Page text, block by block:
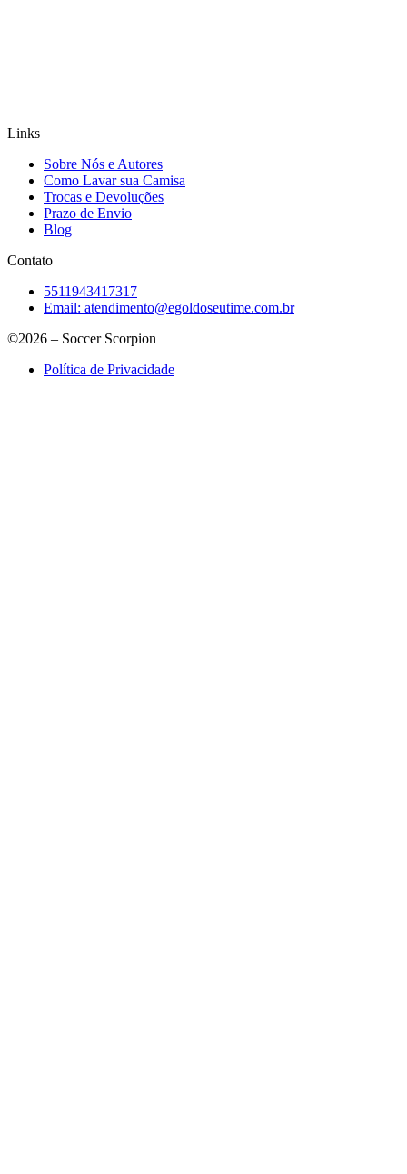
Links
Sobre Nós e Autores
Como Lavar sua Camisa
Trocas e Devoluções
Prazo de Envio
Blog
Contato
5511943417317
Email: atendimento@egoldoseutime.com.br
©2026 – Soccer Scorpion
Política de Privacidade